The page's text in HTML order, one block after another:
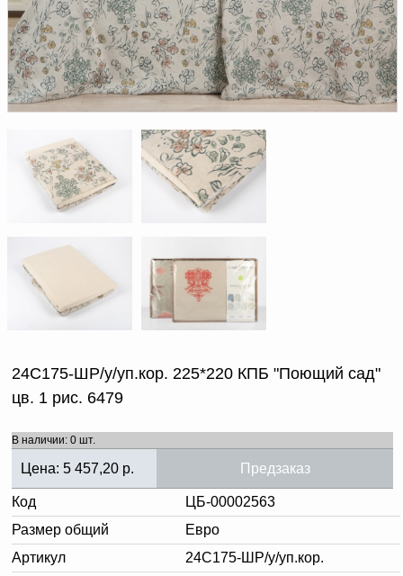
Как нас найти
Написать нам
Доверенность на
получение груза
Документы по работе с
персональными данными
Письмо руководителю
Новости | Статьи
24С175-ШР/у/уп.кор. 225*220 КПБ "Поющий сад"
цв. 1 рис. 6479
В наличии: 0 шт.
Цена: 5 457,20 р. Предзаказ
Код
ЦБ-00002563
Размер общий
Евро
Артикул
24С175-ШР/у/уп.кор.